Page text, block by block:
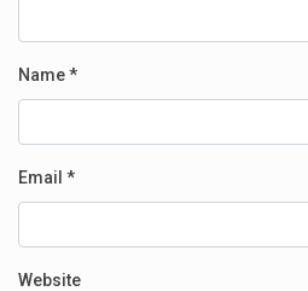
Name*
Email *
Website